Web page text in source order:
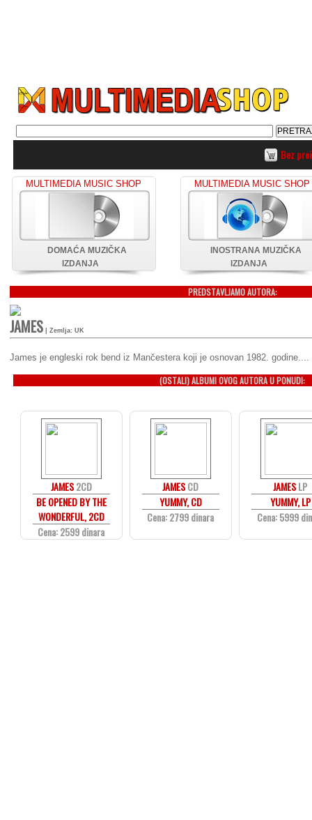
Bez
MULTIMEDIA MUSIC SHOP
DOMAĆA MUZIČKA
IZDANJA
MULTIMEDIA MUSIC SHOP
INOSTRANA MUZIČKA
IZDANJA
PREDSTAVLJAMO AUTORA:
JAMES | Zemlja: UK
James je engleski rok bend iz Mančestera koji je osnovan 1982. godine....
(OSTALI) ALBUMI OVOG AUTORA U PONUDI:
JAMES2CD
BE OPENED BY THE
WONDERFUL, 2CD
Cena: 2599 dinara
JAMESCD
YUMMY, CD
Cena: 2799 dinara
JAMESLP
YUMMY, LP
Cena: 5999